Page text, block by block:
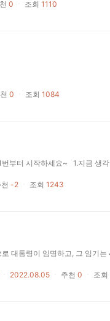
0 조회 1110
0 조회 1084
-2 조회 1243
2022.08.05 추천 0 조회